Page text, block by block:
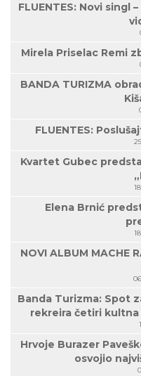
FLUENTES: Novi singl
Mirela Priselac Remi
BANDA TURIZMA
FLUENTES:
Kvartet Gubec
Elena Brnić
NOVI ALBUM MACHE
Banda Turizma: Spot
rekreira četiri kultna
Hrvoje Burazer
osvojio